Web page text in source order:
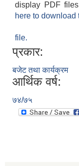
display PDF
here to download
file.
प्रकार:
बजेट तथा कार्यक्रम
आर्थिक वर्ष:
७४/७५